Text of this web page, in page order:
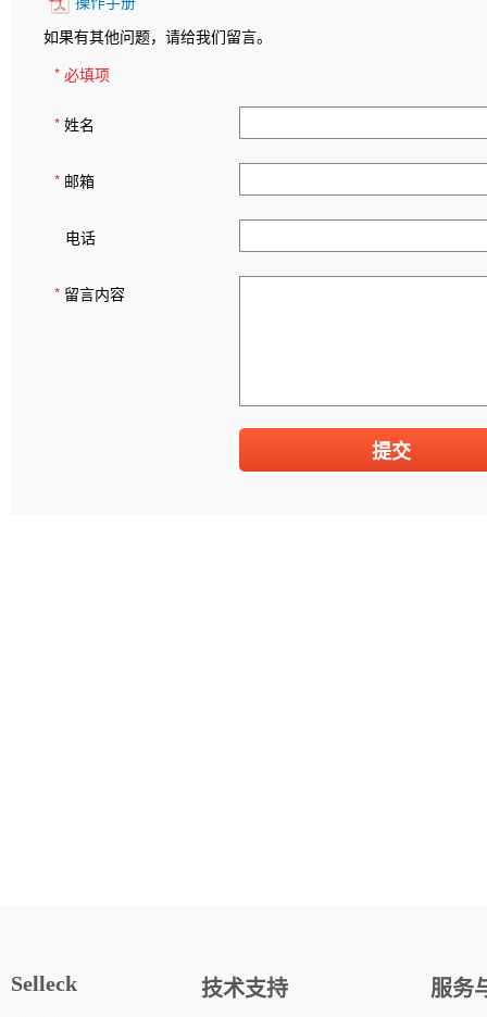
如果有其他问题，请给我们留言。
* 必填项
* 姓名
* 邮箱
电话
* 留言内容
Selleck 技术支持 服务